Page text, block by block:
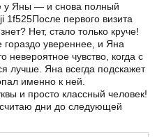
у Яны — и снова полный
После первого визита
Нет, стало только круче!
гораздо увереннее, и Яна
невероятное чувство, когда с
лучше. Яна всегда подскажет
именно к ней.
и просто классный человек!
дни до следующей